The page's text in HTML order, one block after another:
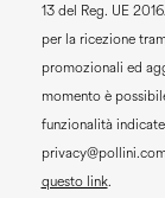
13 del Reg. UE
per la ricezione
promozionali ed
momento è
funzionalità
questo link.